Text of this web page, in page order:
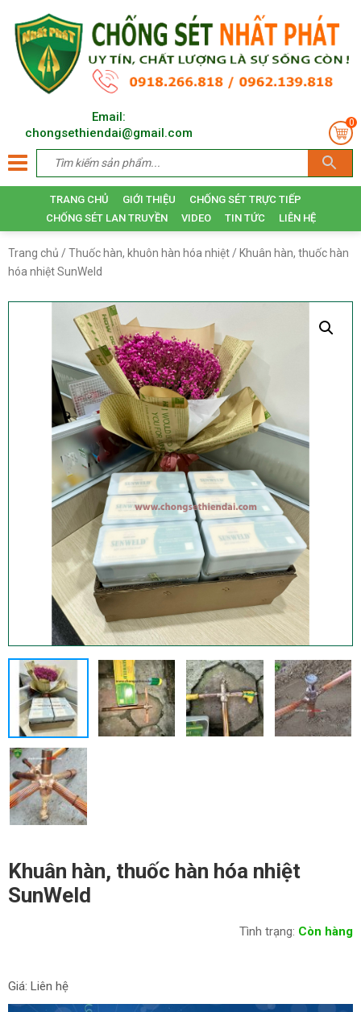
Email:
chongsethiendai@gmail.com
0
TRANG CHỦ GIỚI THIỆU
CHỐNG SÉT TRỰC TIẾP
CHỐNG SÉT LAN TRUYỀN
VIDEO TIN TỨC LIÊN HỆ
Trang chủ /Thuốc hàn, khuôn hàn hóa nhiệt / Khuân hàn, thuốc hàn
hóa nhiệt SunWeld
Khuân hàn, thuốc hàn hóa nhiệt
SunWeld
Tình trạng: Còn hàng
Giá: Liên hệ